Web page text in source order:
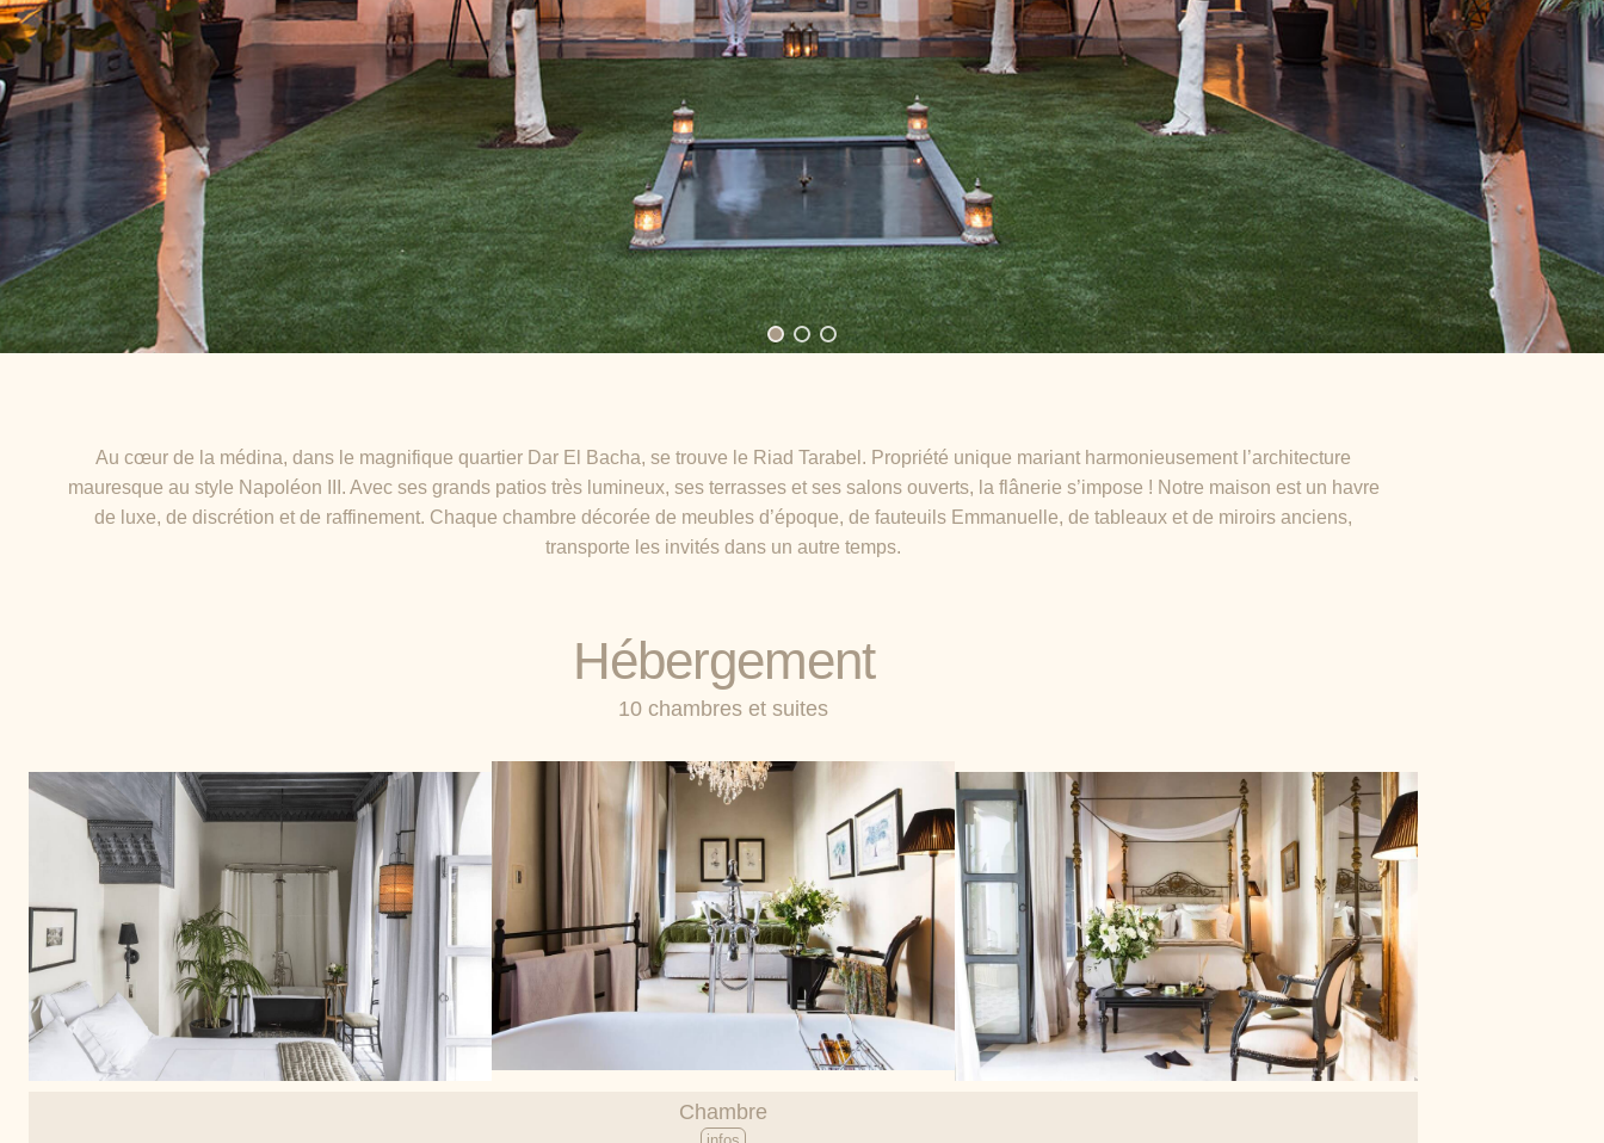
Au cœur de la médina, dans le magnifique quartier Dar El Bacha, se trouve le Riad Tarabel. Propriété unique mariant harmonieusement l’architecture
mauresque au style Napoléon III. Avec ses grands patios très lumineux, ses terrasses et ses salons ouverts, la flânerie s’impose ! Notre maison est un havre
de luxe, de discrétion et de raffinement. Chaque chambre décorée de meubles d’époque, de fauteuils Emmanuelle, de tableaux et de miroirs anciens,
transporte les invités dans un autre temps.
Hébergement
10 chambres et suites
Chambre